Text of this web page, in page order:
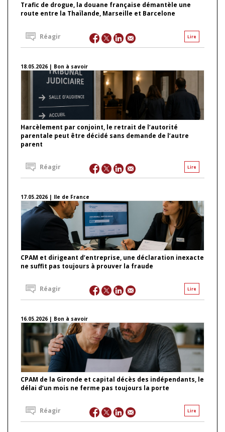
Trafic de drogue, la douane française démantèle une
route entre la Thaïlande, Marseille et Barcelone
Lire
Réagir
18.05.2026 | Bon à savoir
Harcèlement par conjoint, le retrait de l’autorité
parentale peut être décidé sans demande de l’autre
parent
Lire
Réagir
17.05.2026 | Ile de France
CPAM et dirigeant d’entreprise, une déclaration inexacte
ne suffit pas toujours à prouver la fraude
Lire
Réagir
16.05.2026 | Bon à savoir
CPAM de la Gironde et capital décès des indépendants, le
délai d’un mois ne ferme pas toujours la porte
Lire
Réagir